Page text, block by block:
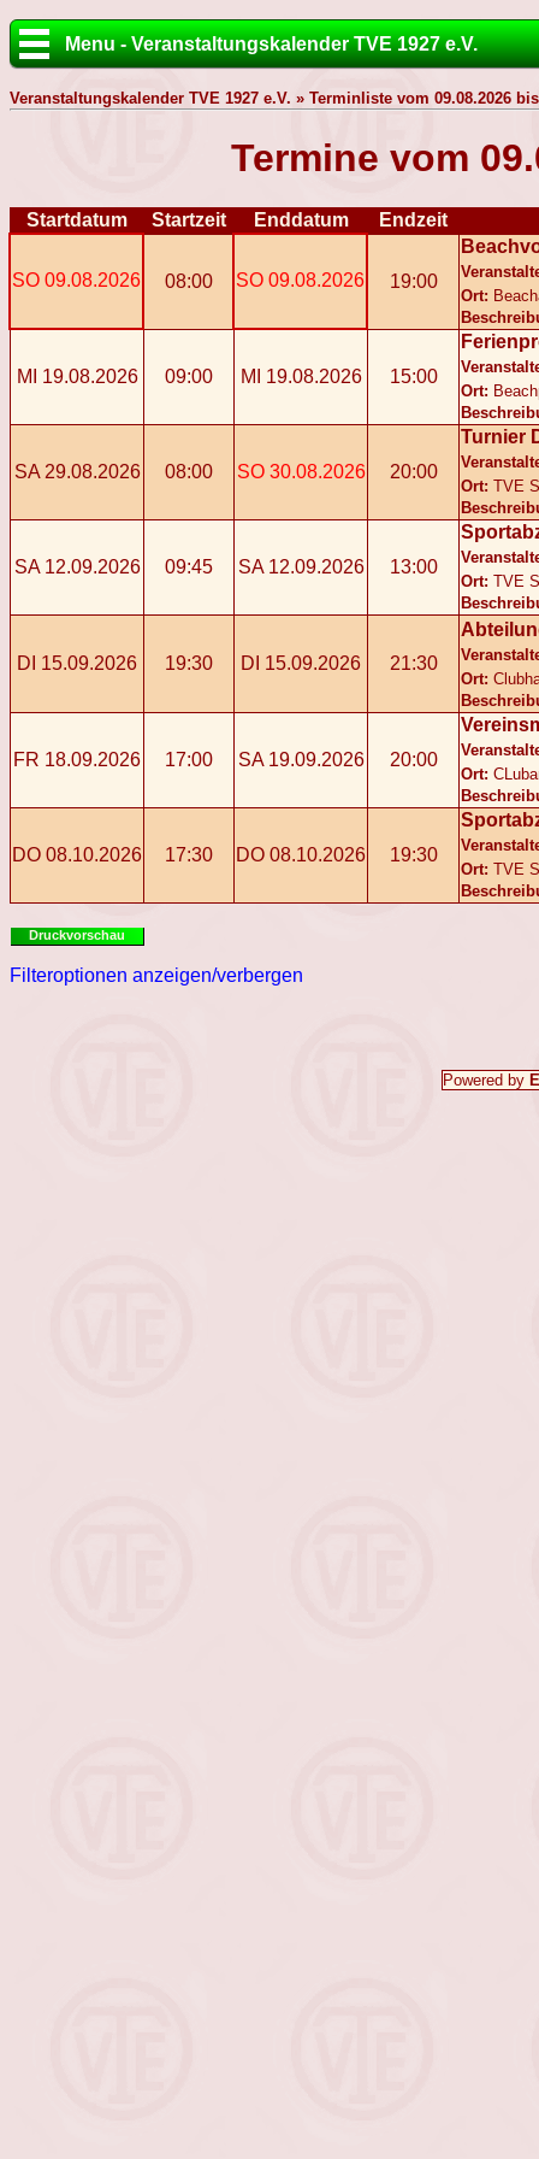
Menu - Veranstaltungskalender TVE 1927 e.V.
Veranstaltungskalender TVE 1927 e.V. » Terminliste vom 09.08.2026
Termine vom
Startdatum Startzeit Enddatum Endzeit
SO 09.08.2026 08:00 SO 09.08.2026 19:00
Ort:
MI 19.08.2026 09:00 MI 19.08.2026 15:00
Ort:
SA 29.08.2026 08:00 SO 30.08.2026 20:00
Turnier
Ort: TVE
SA 12.09.2026 09:45 SA 12.09.2026 13:00
Ort: TVE
DI 15.09.2026 19:30 DI 15.09.2026 21:30
Ort:
FR 18.09.2026 17:00 SA 19.09.2026 20:00
Ort:
DO 08.10.2026 17:30 DO 08.10.2026 19:30
Ort: TVE
Druckvorschau
Filteroptionen anzeigen/verbergen
Powered by